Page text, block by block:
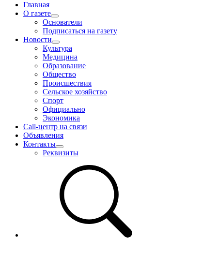
Главная
О газете
Основатели
Подписаться на газету
Новости
Культура
Медицина
Образование
Общество
Происшествия
Сельское хозяйство
Спорт
Официально
Экономика
Call-центр на связи
Объявления
Контакты
Реквизиты